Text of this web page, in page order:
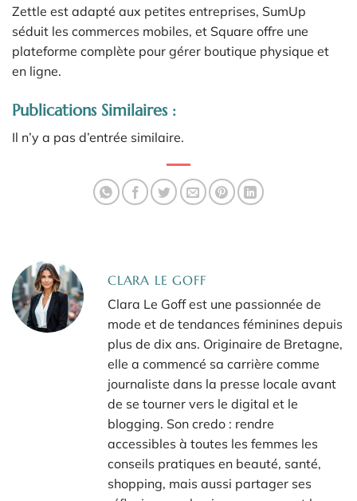
Zettle est adapté aux petites entreprises, SumUp
séduit les commerces mobiles, et Square offre une
plateforme complète pour gérer boutique physique et
en ligne.
Publications Similaires :
Il n’y a pas d’entrée similaire.
CLARA LE GOFF
Clara Le Goff est une passionnée de
mode et de tendances féminines depuis
plus de dix ans. Originaire de Bretagne,
elle a commencé sa carrière comme
journaliste dans la presse locale avant
de se tourner vers le digital et le
blogging. Son credo : rendre
accessibles à toutes les femmes les
conseils pratiques en beauté, santé,
shopping, mais aussi partager ses